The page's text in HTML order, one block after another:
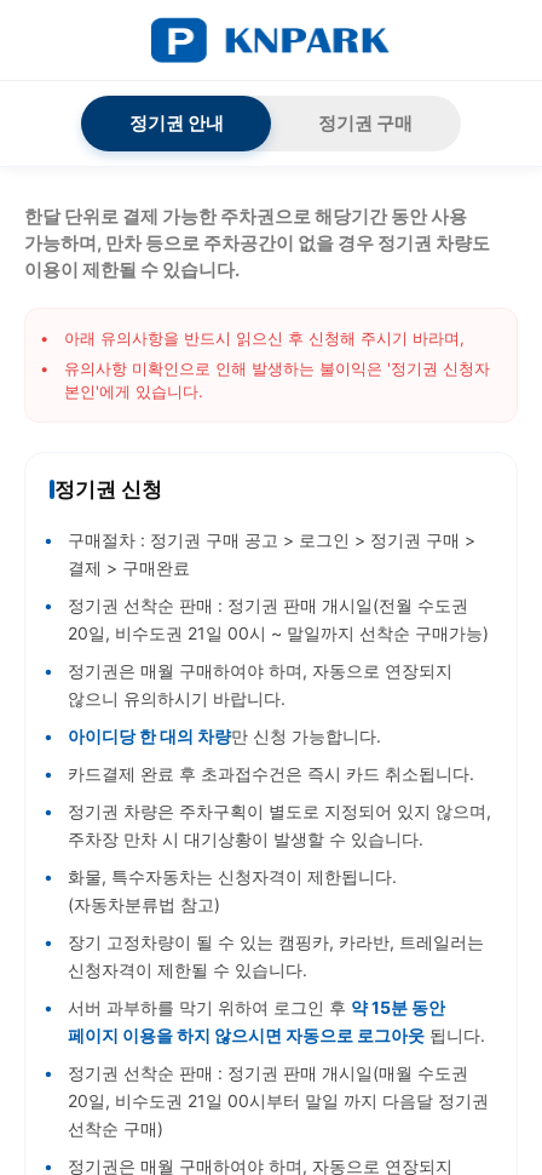
정기권 안내 정기권 구매
한달 단위로 결제 가능한 주차권으로 해당기간 동안 사용
가능하며, 만차 등으로 주차공간이 없을 경우 정기권 차량도
이용이 제한될 수 있습니다.
아래 유의사항을 반드시 읽으신 후 신청해 주시기 바라며,
유의사항 미확인으로 인해 발생하는 불이익은 '정기권 신청자
본인'에게 있습니다.
정기권 신청
구매절차 : 정기권 구매 공고 > 로그인 > 정기권 구매 >
결제 > 구매완료
정기권 선착순 판매 : 정기권 판매 개시일(전월 수도권
20일, 비수도권 21일 00시 ~ 말일까지 선착순 구매가능)
정기권은 매월 구매하여야 하며, 자동으로 연장되지
않으니 유의하시기 바랍니다.
아이디당 한 대의 차량만 신청 가능합니다.
카드결제 완료 후 초과접수건은 즉시 카드 취소됩니다.
정기권 차량은 주차구획이 별도로 지정되어 있지 않으며,
주차장 만차 시 대기상황이 발생할 수 있습니다.
화물, 특수자동차는 신청자격이 제한됩니다.
(자동차분류법 참고)
장기 고정차량이 될 수 있는 캠핑카, 카라반, 트레일러는
신청자격이 제한될 수 있습니다.
서버 과부하를 막기 위하여 로그인 후 약 15분 동안
페이지 이용을 하지 않으시면 자동으로 로그아웃 됩니다.
정기권 선착순 판매 : 정기권 판매 개시일(매월 수도권
20일, 비수도권 21일 00시부터 말일 까지 다음달 정기권
선착순 구매)
정기권은 매월 구매하여야 하며, 자동으로 연장되지